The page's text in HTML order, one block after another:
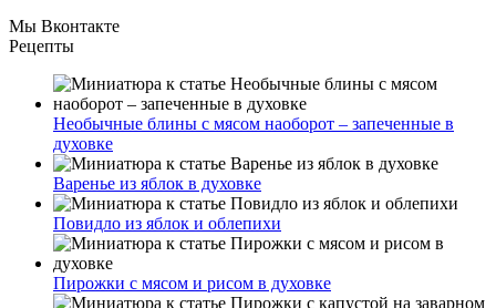
Мы Вконтакте
Рецепты
Необычные блины с мясом наоборот – запеченные в
духовке
Варенье из яблок в духовке
Повидло из яблок и облепихи
Пирожки с мясом и рисом в духовке